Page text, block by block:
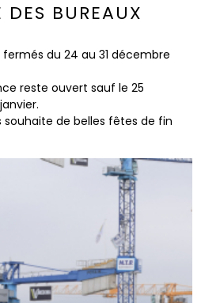
DES BUREAUX
du 24 au 31 décembre
reste ouvert sauf le 25
souhaite de belles fêtes de fin